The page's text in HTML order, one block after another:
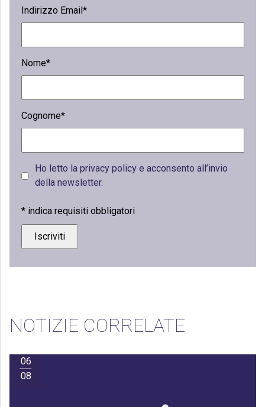
Indirizzo Email*
Nome*
Cognome*
Ho letto la privacy policy e acconsento all’invio
della newsletter.
* indica requisiti obbligatori
NOTIZIE CORRELATE
06
08